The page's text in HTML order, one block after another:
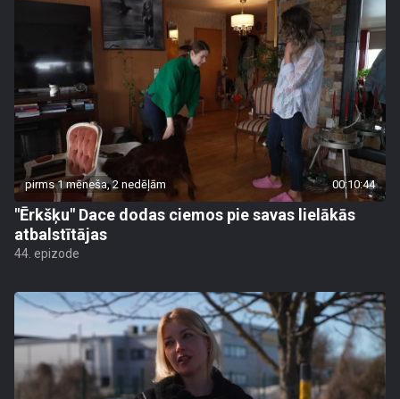
pirms 1 mēneša, 2 nedēļām 00:10:44
"Ērkšķu" Dace dodas ciemos pie savas lielākās
atbalstītājas
44. epizode